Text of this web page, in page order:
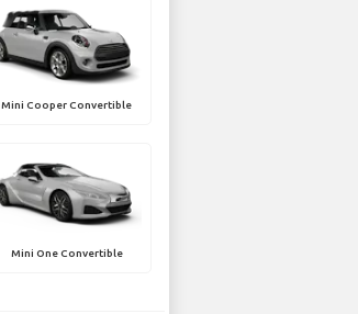
Mini Cooper Convertible
Mini One Convertible